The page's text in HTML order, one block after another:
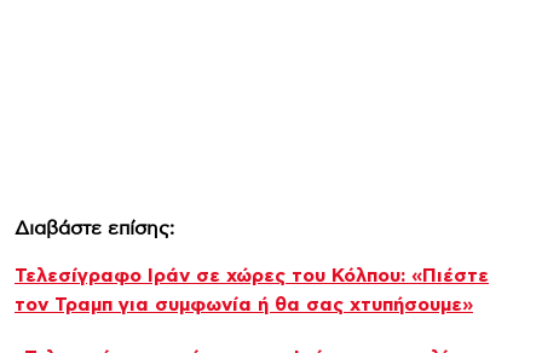
Διαβάστε επίσης:
Τελεσίγραφο Ιράν σε χώρες του Κόλπου: «Πιέστε
τον Τραμπ για συμφωνία ή θα σας χτυπήσουμε»